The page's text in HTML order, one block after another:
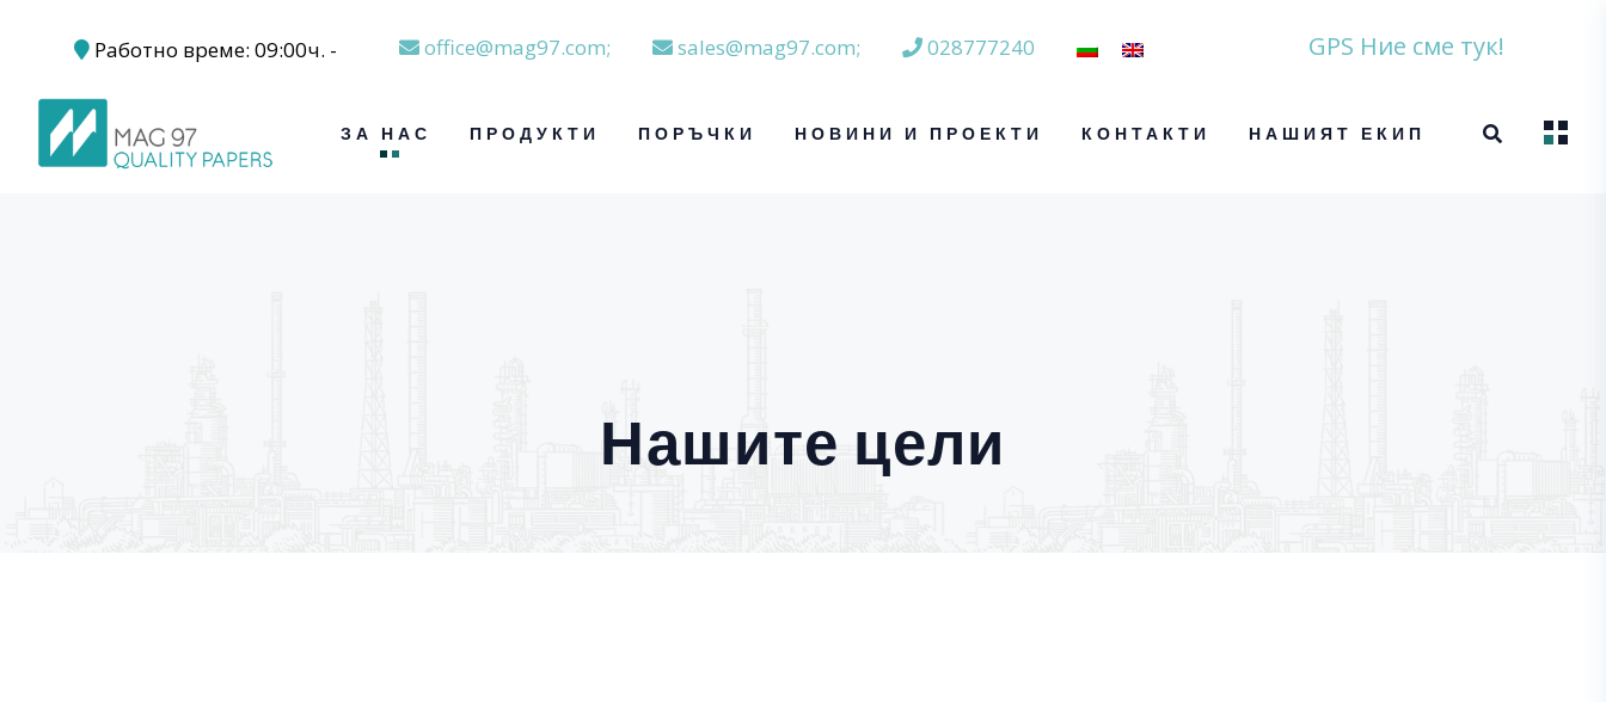
Работно време: 09:00ч. -
office@mag97.com; sales@mag97.com; 028777240 GPS Ние сме тук!
ЗА НАС ПРОДУКТИ ПОРЪЧКИ НОВИНИ И ПРОЕКТИ КОНТАКТИ НАШИЯТ ЕКИП
Нашите цели